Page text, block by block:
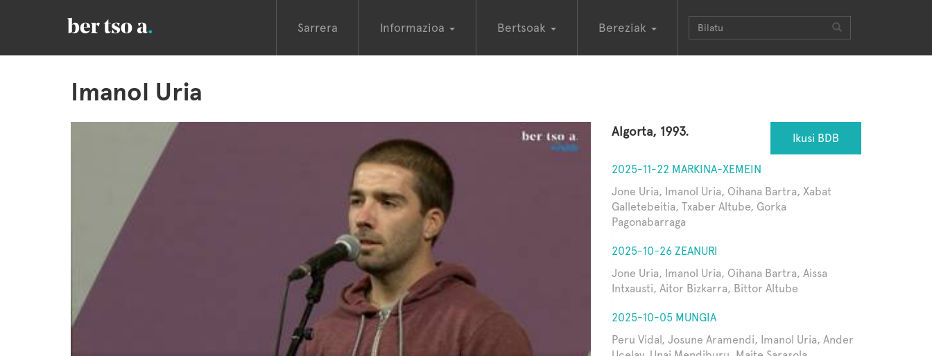
Sarrera Informazioa Bertsoak Bereziak
Imanol Uria
Algorta, 1993. Ikusi BDB
2025-11-22 MARKINA-XEMEIN
Jone Uria, Imanol Uria, Oihana Bartra, Xabat
Galletebeitia, Txaber Altube, Gorka
Pagonabarraga
2025-10-26 ZEANURI
Jone Uria, Imanol Uria, Oihana Bartra, Aissa
Intxausti, Aitor Bizkarra, Bittor Altube
2025-10-05 MUNGIA
Peru Vidal, Josune Aramendi, Imanol Uria, Ander